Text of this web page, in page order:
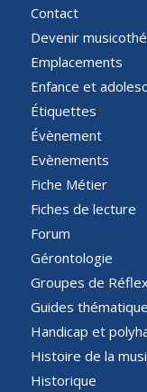
Contact
Devenir
Emplacements
Enfance et
Étiquettes
Évènement
Evènements
Fiche Métier
Fiches de lecture
Forum
Gérontologie
Groupes de
Guides
Handicap et
Histoire de la
Historique